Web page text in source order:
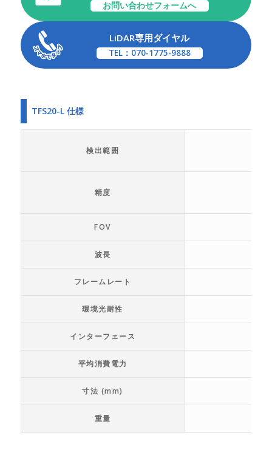
お問い合わせフォームへ
LiDAR専用ダイヤル
TEL：070-1775-9888
TFS20-L 仕様
検出範囲
精度
FOV
波長
フレームレート
環境光耐性
インターフェース
平均消費電力
寸法 (mm)
重量